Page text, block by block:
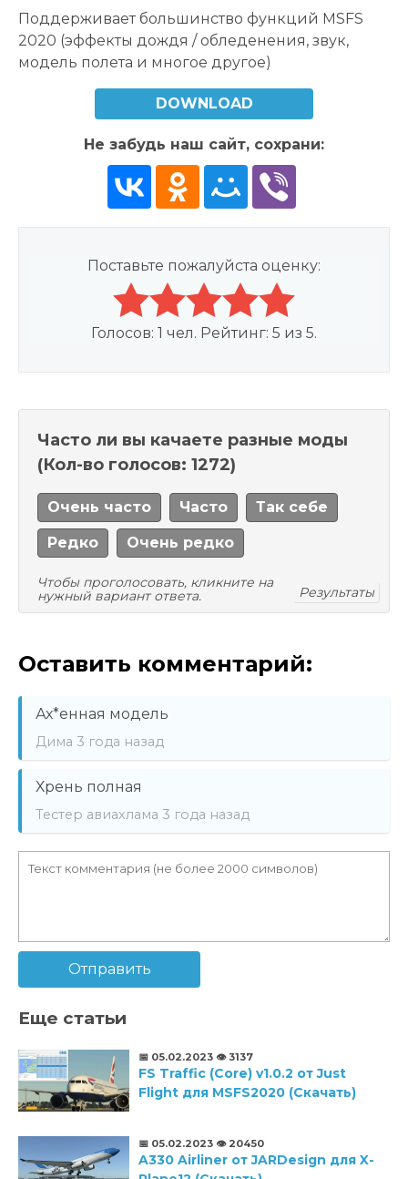
Поддерживает большинство функций MSFS
2020 (эффекты дождя / обледенения, звук,
модель полета и многое другое)
DOWNLOAD
Не забудь наш сайт, сохрани:
Поставьте пожалуйста оценку:
Голосов: 1 чел. Рейтинг: 5 из 5.
Часто ли вы качаете разные моды
(Кол-во голосов: 1272)
Очень часто Часто Так себе
Редко Очень редко
Чтобы проголосовать, кликните на
нужный вариант ответа.
Результаты
Оставить комментарий:
Ах*енная модель
Дима 3 года назад
Хрень полная
Тестер авиахлама 3 года назад
Отправить
Еще статьи
📅 05.02.2023 👁️ 3137
FS Traffic (Core) v1.0.2 от Just
Flight для MSFS2020 (Скачать)
📅 05.02.2023 👁️ 20450
A330 Airliner от JARDesign для X-